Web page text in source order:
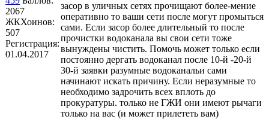
2067
ЖКХоинов:
507
Регистрация:
01.04.2017
засор в уличных сетях прочищают более-мение
оперативно то ваши сети после могут промыться
сами. Если засор более длительный то после
прочистки водоканала вы свои сети тоже
вынуждены чистить. Помочь может только если
постоянно дергать водоканал после 10-й -20-й
30-й заявки разумные водоканальи сами
начинают искать причину. Если неразумные то
необходимо задрочить всех вплоть до
прокуратуры. только не ГЖИ они имеют рычаги
только на вас (и может прилететь вам)